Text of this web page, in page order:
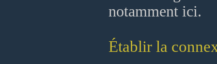
notamment ici.
Établir la